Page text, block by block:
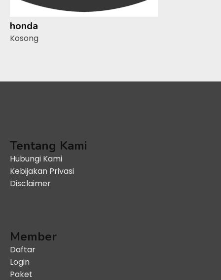
honda
Kosong
Tentang Kami
Hubungi Kami
Kebijakan Privasi
Disclaimer
Member
Daftar
Login
Paket